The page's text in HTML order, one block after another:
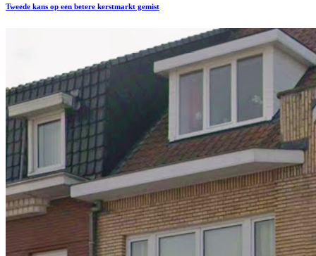
Tweede kans op een betere kerstmarkt gemist